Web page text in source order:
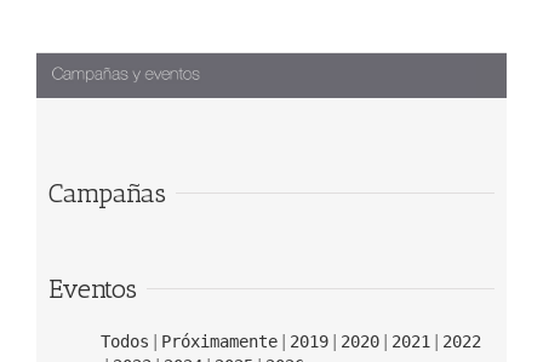
Campañas
Eventos
Todos Próximamente 2019 2020 2021
2022